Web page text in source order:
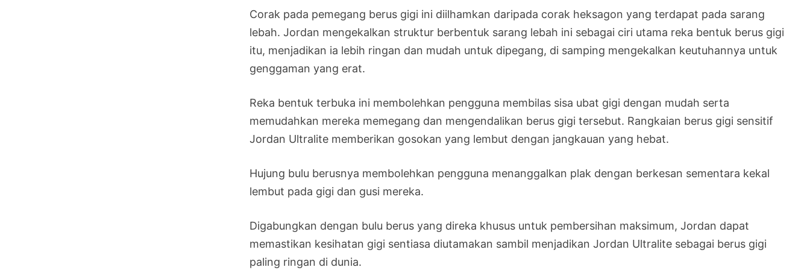
Corak pada pemegang berus gigi ini diilhamkan daripada corak heksagon yang terdapat pada sarang
lebah. Jordan mengekalkan struktur berbentuk sarang lebah ini sebagai ciri utama reka bentuk berus gigi
itu, menjadikan ia lebih ringan dan mudah untuk dipegang, di samping mengekalkan keutuhannya untuk
genggaman yang erat.
Reka bentuk terbuka ini membolehkan pengguna membilas sisa ubat gigi dengan mudah serta
memudahkan mereka memegang dan mengendalikan berus gigi tersebut. Rangkaian berus gigi sensitif
Jordan Ultralite memberikan gosokan yang lembut dengan jangkauan yang hebat.
Hujung bulu berusnya membolehkan pengguna menanggalkan plak dengan berkesan sementara kekal
lembut pada gigi dan gusi mereka.
Digabungkan dengan bulu berus yang direka khusus untuk pembersihan maksimum, Jordan dapat
memastikan kesihatan gigi sentiasa diutamakan sambil menjadikan Jordan Ultralite sebagai berus gigi
paling ringan di dunia.